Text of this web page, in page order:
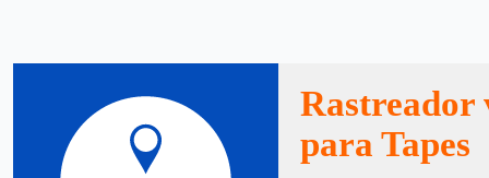
Rastreador
para Tapes